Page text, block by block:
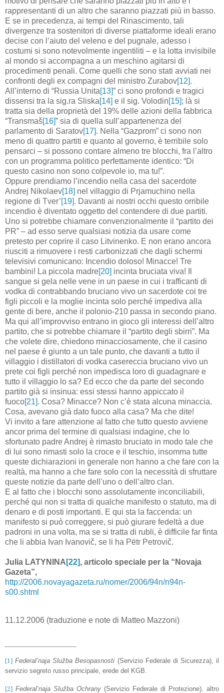
rappresentanti di un altro che saranno piazzati più in basso.
E se in precedenza, ai tempi del Rinascimento, tali
divergenze tra sostenitori di diverse piattaforme ideali erano
decise con l’aiuto del veleno e del pugnale, adesso i
costumi si sono notevolmente ingentiliti – e la lotta invisibile
al mondo si accompagna a un meschino agitarsi di
procedimenti penali. Come quelli che sono stati avviati nei
confronti degli ex compagni del ministro Zurabov[12].
All’interno di “Russia Unita[13]” ci sono profondi e tragici
dissensi tra la sig.ra Sliska[14] e il sig. Volodin[15]; là si
tratta sia della proprietà del 19% delle azioni della fabbrica
“Transmaš[16]” sia di quella sull’appartenenza del
parlamento di Saratov[17]. Nella “Gazprom” ci sono non
meno di quattro partiti e quanto al governo, è terribile solo
pensarci – si possono contare almeno tre blocchi, fra l’altro
con un programma politico perfettamente identico: “Di
questo casino non sono colpevole io, ma tu!”.
Oppure prendiamo l’incendio nella casa del sacerdote
Andrej Nikolaev[18] nel villaggio di Prjamuchino nella
regione di Tver’[19]. Davanti ai nostri occhi questo orribile
incendio è diventato oggetto del contendere di due partiti.
Uno si potrebbe chiamare convenzionalmente il “partito dei
PR” – ad esso serve qualsiasi notizia da usare come
pretesto per coprire il caso Litvinenko. E non erano ancora
riusciti a rimuovere i resti carbonizzati che dagli schermi
televisivi comunicano: Incendio doloso! Minacce! Tre
bambini! La piccola madre[20] incinta bruciata viva!
sangue si gela nelle vene in un paese in cui i trafficanti di
vodka di contrabbando bruciano vivo un sacerdote coi tre
figli piccoli e la moglie incinta solo perché impediva alla
gente di bere, anche il polonio-210 passa in secondo piano.
Ma qui all’improvviso entrano in gioco gli interessi dell’altro
partito, che si potrebbe chiamare il “partito degli sbirri”. Ma
che volete dire, chiedono minacciosamente, che il casino
nel paese è giunto a un tale punto, che davanti a tutto il
villaggio i distillatori di vodka casereccia bruciano vivo un
prete coi figli perché non impedisca loro di guadagnare e
tutto il villaggio lo sa? Ed ecco che da parte del secondo
partito già si insinua: essi stessi hanno appiccato il
fuoco[21]. Cosa? Minacce? Non c’è stata alcuna minaccia.
Cosa, avevano già dato fuoco alla casa? Ma che dite!
Vi invito a fare attenzione al fatto che tutto questo avviene
ancor prima del termine di qualsiasi indagine, che lo
sfortunato padre Andrej è rimasto bruciato in modo tale che
di lui sono rimasti solo la croce e il teschio, insomma tutte
queste dichiarazioni in generale non hanno a che fare con la
realtà, ma hanno a che fare solo con la necessità di sfruttare
queste notizie da parte dell’uno o dell’altro clan.
E al fatto che i blocchi sono assolutamente inconciliabili,
perché qui non si tratta di qualche manifesto o statuto, ma di
denaro e di posti importanti. E qui sta la faccenda: un
manifesto si può correggere, si può giurare fedeltà a due
padroni in una volta, ma se si tratta di rubli, è difficile far finta
che li abbia Ivan Ivanovič, se li ha Pëtr Petrovič.
Julia LATYNINA [22], articolo speciale per la “Novaja
Gazeta”,
http://2006.novayagazeta.ru/nomer/2006/94n/n94n-
s00.shtml
11.12.2006 (traduzione e note di Matteo Mazzoni)
[1] Federal’naja Služba Besopasnosti (Servizio Federale di Sicurezza), il
servizio segreto russo principale, erede del KGB.
[2] Federal’naja Služba Ochrany (Servizio Federale di Protezione), altro